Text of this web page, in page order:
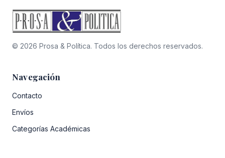
© 2026 Prosa & Política. Todos los derechos reservados.
Navegación
Contacto
Envíos
Categorías Académicas